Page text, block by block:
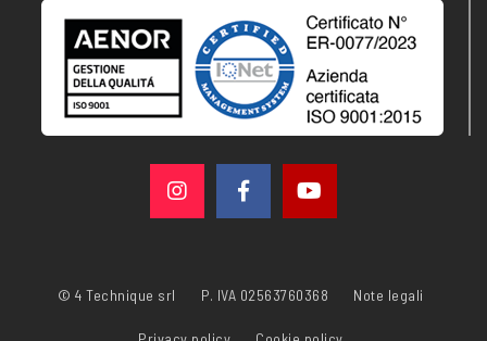
© 4 Technique srl P. IVA 02563760368 Note legali